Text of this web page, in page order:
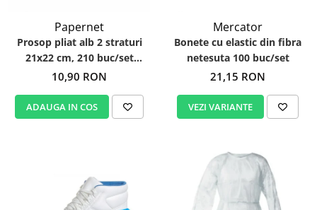
Papernet
Prosop pliat alb 2 straturi
21x22 cm, 210 buc/set
Papernet 404283
10,90 RON
ADAUGA IN COS
Mercator
Bonete cu elastic din fibra
netesuta 100 buc/set
21,15 RON
VEZI VARIANTE